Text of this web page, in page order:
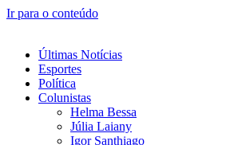
Ir para o conteúdo
Últimas Notícias
Esportes
Política
Colunistas
Helma Bessa
Júlia Laiany
Igor Santhiago